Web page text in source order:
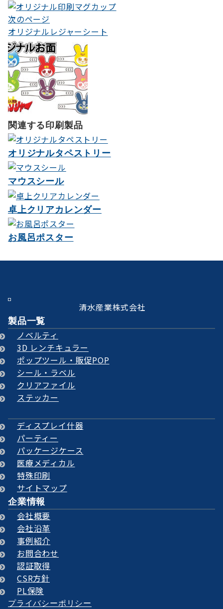
ナ
ビ
ゲ
ー
シ
ョ
ン
次のページ
オリジナルレジャーシート
関連する印刷製品
オリジナルタペストリー
マウスシール
卓上クリアカレンダー
お風呂ポスター
清水産業株式会社
製品一覧
ノベルティ
3D レンチキュラー
ポップツール・販促POP
シール・ラベル
クリアファイル
ステッカー
ディスプレイ什器
パーティー
パッケージケース
医療メディカル
特殊印刷
サイトマップ
企業情報
会社概要
会社沿革
事例紹介
お問合わせ
認証取得
CSR方針
PL保険
プライバシーポリシー